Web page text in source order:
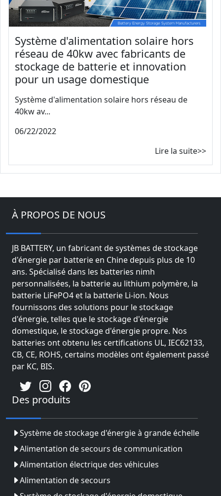
Système d'alimentation solaire hors
réseau de 40kw avec fabricants de
stockage de batterie et innovation
pour un usage domestique
Système d'alimentation solaire hors réseau de
40kw av...
06/22/2022
Lire la suite>>
À PROPOS DE NOUS
JB BATTERY, un fabricant de systèmes de stockage
d'énergie par batterie en Chine depuis plus de 10
ans. Spécialisé dans les batteries nimh
personnalisées, la batterie au lithium polymère, la
batterie LiFePO4 et la batterie Li-ion. Nous
fournissons des solutions pour le stockage
d'énergie, telles que le stockage d'énergie
domestique, le stockage d'énergie propre. Nos
batteries ont obtenu les certifications UL, IEC62133,
CB, CE, ROHS, certains modèles ont également passé
par KC, BIS.
Des produits
Système de stockage d'énergie à grande échelle
Alimentation de secours de communication
Alimentation électrique des véhicules
Alimentation de secours